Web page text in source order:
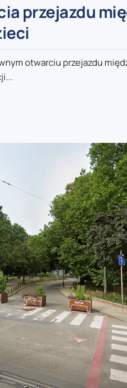
przejazdu
otwarciu przejazdu